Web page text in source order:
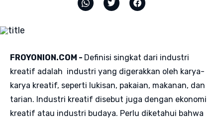
FROYONION.COM - Definisi singkat dari industri
kreatif adalah industri yang digerakkan oleh karya-
karya kreatif, seperti lukisan, pakaian, makanan, dan
tarian. Industri kreatif disebut juga dengan ekonomi
kreatif atau industri budaya. Perlu diketahui bahwa